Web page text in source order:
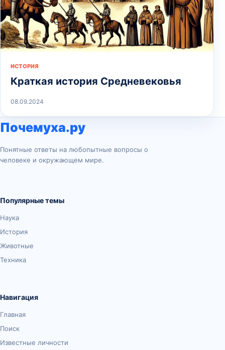
ИСТОРИЯ
Краткая история Средневековья
08.09.2024
Почемуха.ру
Понятные ответы на любопытные вопросы о
человеке и окружающем мире.
Популярные темы
Наука
История
Животные
Техника
Навигация
Главная
Поиск
Известные личности